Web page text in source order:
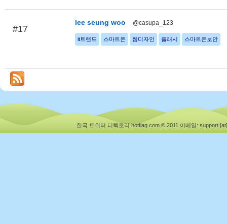
#17
lee seung woo @casupa_123
it트랜드 스마트폰 웹디자인 플래시 스마트폰보안
한국 트위터 디렉토리 hotflag.com © 2011 이메일: support